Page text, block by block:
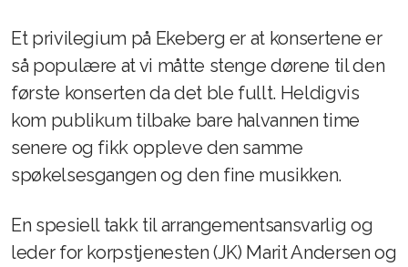
Et privilegium på Ekeberg er at konsertene er
så populære at vi måtte stenge dørene til den
første konserten da det ble fullt. Heldigvis
kom publikum tilbake bare halvannen time
senere og fikk oppleve den samme
spøkelsesgangen og den fine musikken.
En spesiell takk til arrangementsansvarlig og
leder for korpstjenesten (JK) Marit Andersen og